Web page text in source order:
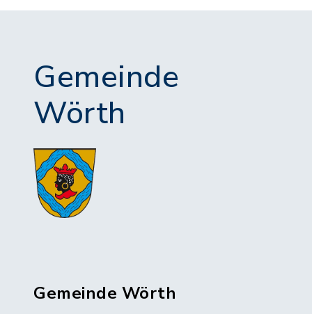
Gemeinde
Wörth
Gemeinde Wörth